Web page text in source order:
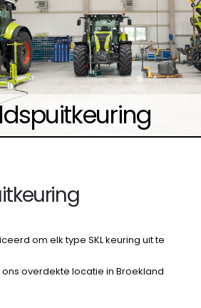
om elk type SKL keuring uit te
overdekte locatie in Broekland